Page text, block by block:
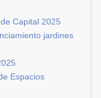
Capital 2025
jardines
Espacios